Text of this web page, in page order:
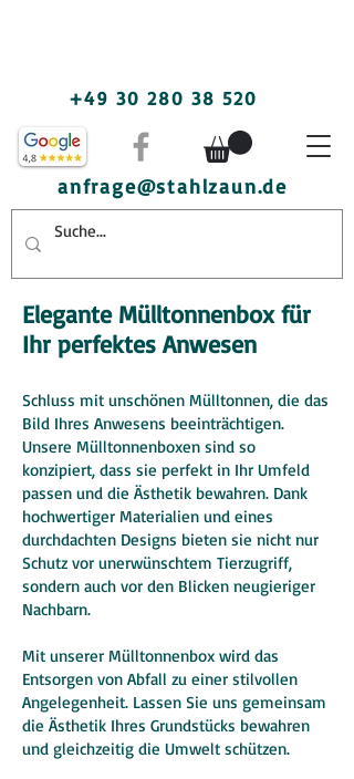
+49 30 280 38 520
anfrage@stahlzaun.de
Elegante Mülltonnenbox für
Ihr perfektes Anwesen
Schluss mit unschönen Mülltonnen, die das
Bild Ihres Anwesens beeinträchtigen.
Unsere Mülltonnenboxen sind so
konzipiert, dass sie perfekt in Ihr Umfeld
passen und die Ästhetik bewahren. Dank
hochwertiger Materialien und eines
durchdachten Designs bieten sie nicht nur
Schutz vor unerwünschtem Tierzugriff,
sondern auch vor den Blicken neugieriger
Nachbarn.
Mit unserer Mülltonnenbox wird das
Entsorgen von Abfall zu einer stilvollen
Angelegenheit. Lassen Sie uns gemeinsam
die Ästhetik Ihres Grundstücks bewahren
und gleichzeitig die Umwelt schützen.